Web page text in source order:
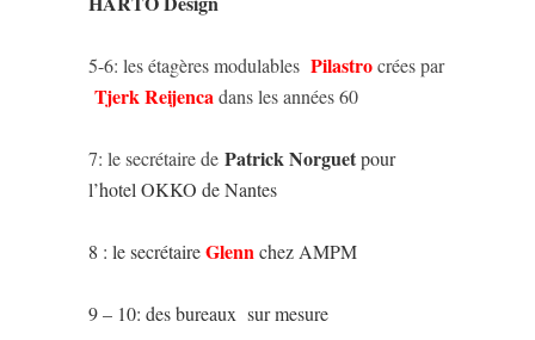
5-6: les étagères modulables Pilastrocrées par
Tjerk Reijencadans les années 60
7: le secrétaire de Patrick Norguetpour
l’hotel OKKO de Nantes
8 : le secrétaireGlennchez AMPM
9 – 10: des bureaux sur mesure